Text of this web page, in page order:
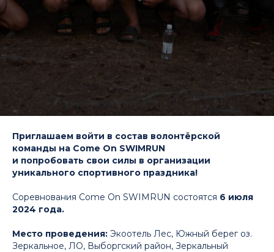
Приглашаем войти в состав волонтёрской
команды на Come On SWIMRUN
и попробовать свои силы в организации
уникального спортивного праздника!
Соревнования Come On SWIMRUN состоятся 6 июля
2024 года.
Место проведения: Экоотель Лес, Южный берег оз.
Зеркальное, ЛО, Выборгский район, Зеркальный